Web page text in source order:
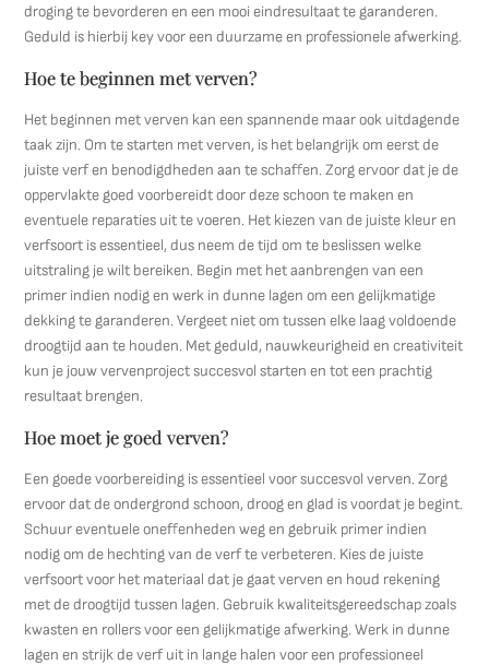
droging te bevorderen en een mooi eindresultaat te garanderen.
Geduld is hierbij key voor een duurzame en professionele afwerking.
Hoe te beginnen met verven?
Het beginnen met verven kan een spannende maar ook uitdagende
taak zijn. Om te starten met verven, is het belangrijk om eerst de
juiste verf en benodigdheden aan te schaffen. Zorg ervoor dat je de
oppervlakte goed voorbereidt door deze schoon te maken en
eventuele reparaties uit te voeren. Het kiezen van de juiste kleur en
verfsoort is essentieel, dus neem de tijd om te beslissen welke
uitstraling je wilt bereiken. Begin met het aanbrengen van een
primer indien nodig en werk in dunne lagen om een gelijkmatige
dekking te garanderen. Vergeet niet om tussen elke laag voldoende
droogtijd aan te houden. Met geduld, nauwkeurigheid en creativiteit
kun je jouw vervenproject succesvol starten en tot een prachtig
resultaat brengen.
Hoe moet je goed verven?
Een goede voorbereiding is essentieel voor succesvol verven. Zorg
ervoor dat de ondergrond schoon, droog en glad is voordat je begint.
Schuur eventuele oneffenheden weg en gebruik primer indien
nodig om de hechting van de verf te verbeteren. Kies de juiste
verfsoort voor het materiaal dat je gaat verven en houd rekening
met de droogtijd tussen lagen. Gebruik kwaliteitsgereedschap zoals
kwasten en rollers voor een gelijkmatige afwerking. Werk in dunne
lagen en strijk de verf uit in lange halen voor een professioneel